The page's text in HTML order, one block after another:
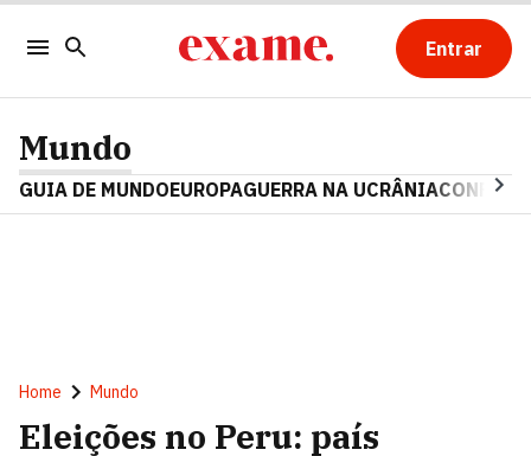
Entrar
Mundo
GUIA DE MUNDOEUROPAGUERRA NA UCRÂNIA
Home Mundo
Eleições no Peru: país